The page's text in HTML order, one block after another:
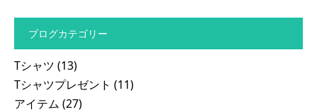
ブログカテゴリー
Tシャツ (13)
Tシャツプレゼント (11)
アイテム (27)